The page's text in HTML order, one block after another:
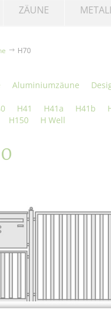
ZÄUNE
H70
Aluminiumzäune
H41 H41a H41b
H150 H Well